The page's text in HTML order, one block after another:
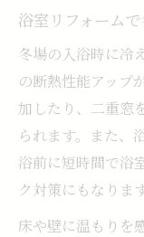
浴室リフォーム
冬場の入浴時に冷
の断熱性能アップ
加したり、二重窓
られます。また、
浴前に短時間で浴
ク対策にもなります
床や壁に温もりを